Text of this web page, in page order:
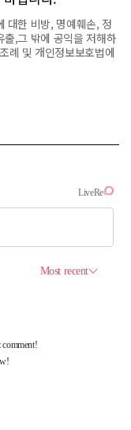
대한 비방, 명예훼손, 정
,그 밖에 공익을 저해하
례 및 개인정보보호법에